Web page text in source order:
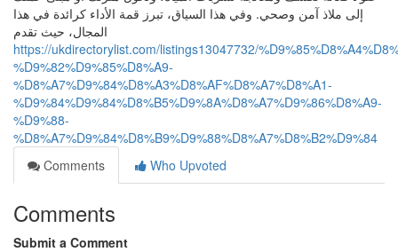
إلى ملاذ آمن وصحي. وفي هذا السياق، تبرز قمة الأداء كرائدة في هذا
المجال، حيث تقدم
https://ukdirectorylist.com/listings13047732/
%D9%82%D9%85%D8%A9-
%D8%A7%D9%84%D8%A3%D8%AF%D8%A7%D8%A1-
%D9%84%D9%84%D8%B5%D9%8A%D8%A7%D9%86%D8%A9-
%D9%88-
%D8%A7%D9%84%D8%B9%D9%88%D8%A7%D8%B2%D9%84
Comments
Who Upvoted
Comments
Submit a Comment